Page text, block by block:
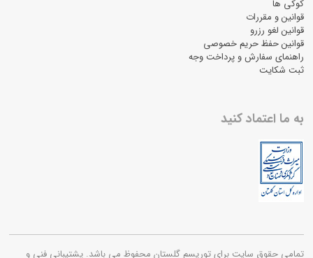
کوکی ها
قوانین و مقررات
قوانین لغو رزرو
قوانین حفظ حریم خصوصی
راهنمای سفارش و پرداخت وجه
ثبت شکایت
به ما اعتماد کنید
تمامی حقوق سایت برای توریسم گلستان محفوظ می باشد. پشتیبانی فنی و